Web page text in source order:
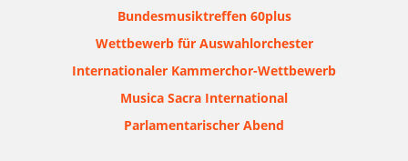
Bundesmusiktreffen 60plus
Wettbewerb für Auswahlorchester
Internationaler Kammerchor-Wettbewerb
Musica Sacra International
Parlamentarischer Abend